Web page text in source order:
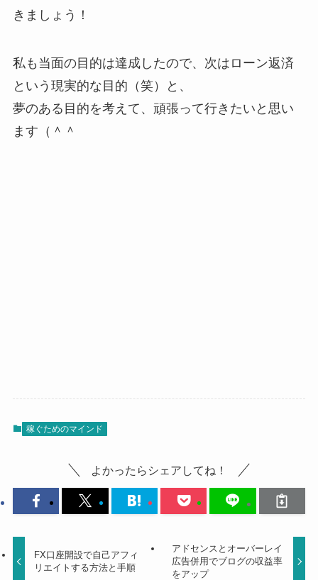
きましょう！
私も当面の目的は達成したので、次はローン返済
という現実的な目的（笑）と、
夢のある目的を考えて、頑張って行きたいと思い
ます（＾＾
稼ぐためのマインド
よかったらシェアしてね！
FX口座開設で自己アフィ
リエイトする方法と手順
アドセンスとオーバーレイ
広告併用でブログの収益率
をアップ